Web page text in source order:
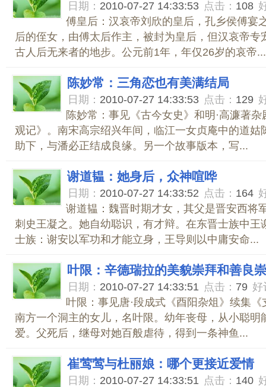
日期： 2010-07-27 14:33:53 点击： 108
傅皇后：汉哀帝刘欣的皇后，孔乡侯傅宴
后的侄女，由傅太后作主，被封为皇后，但汉哀帝专
古人后无来者的地步。公元前1年，年仅26岁的哀帝...
陈妙常：三角恋也有美满结局
日期： 2010-07-27 14:33:53 点击： 129
陈妙常：事见《古今女史》和明·高濂著
观记》。南宋高宗绍兴年间，临江一女贞庵中的道姑
助下，与潘必正结成良缘。另一个故事版本，写...
谢道韫：她身后，众神喧哗
日期： 2010-07-27 14:33:52 点击： 164
谢道韫：魏晋时期才女，其父是晋安西将
刺史王凝之。她自幼聪识，有才辩。在东晋士族中王
士族：谢安以军功和才能立身，王导则以中庸安命...
叶限：辛德瑞拉的美貌崇拜和善良
日期： 2010-07-27 14:33:51 点击： 79 好
叶限：事见唐·段成式《酉阳杂俎》续集
南方一个洞主的女儿，名叶限。幼年丧母，从小聪明
爱。父死后，继母对她百般虐待，得到一条神鱼...
崔莺莺与杜丽娘：哪个更接近爱情
日期： 2010-07-27 14:33:51 点击： 140